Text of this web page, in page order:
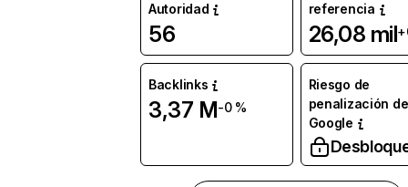
Autoridad
56
referencia
26,08 mil
Backlinks
3,37 M-0 %
Riesgo de
penalización de
Google